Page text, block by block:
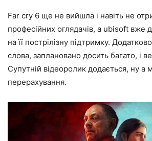
Far cry 6 ще не вийшла і навіть не
професійних оглядачів, а ubisoft вже
на її пострілізну підтримку.
слова, заплановано досить багато, і
Супутній відеоролик додається, ну а
перерахування.